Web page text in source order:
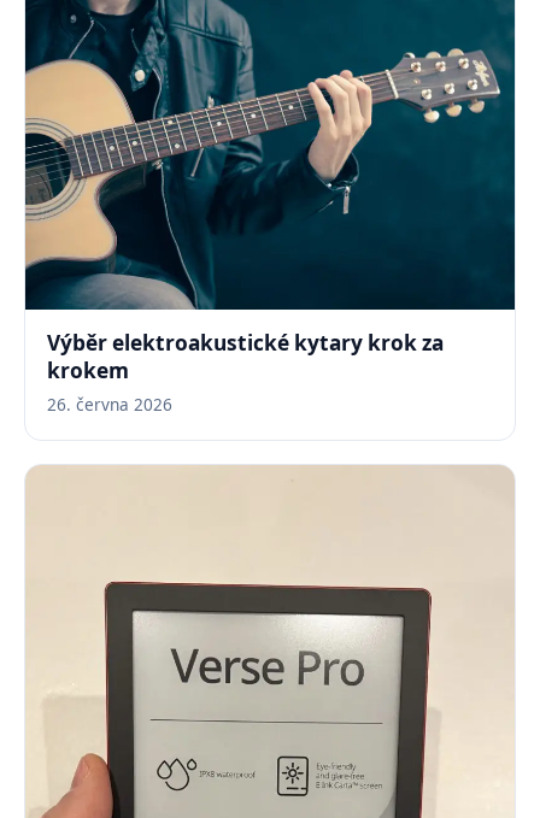
Výběr elektroakustické kytary krok za
krokem
26. června 2026